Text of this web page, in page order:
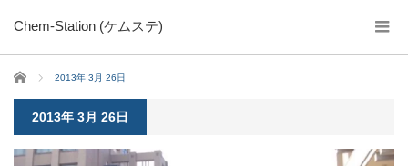
Chem-Station (ケムステ)
ホーム 2013年 3月 26日
2013年 3月 26日